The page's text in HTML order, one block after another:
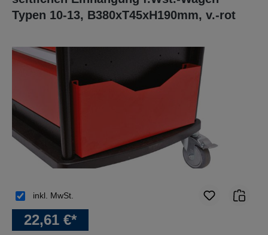
Typen 10-13, B380xT45xH190mm, v.-rot
Bildergalerie überspringen
22,61 €*
inkl. MwSt.